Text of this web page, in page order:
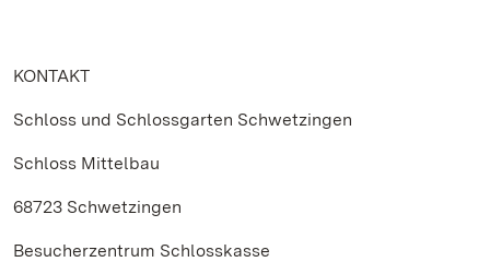
KONTAKT
Schloss und Schlossgarten Schwetzingen
Schloss Mittelbau
68723 Schwetzingen
Besucherzentrum Schlosskasse